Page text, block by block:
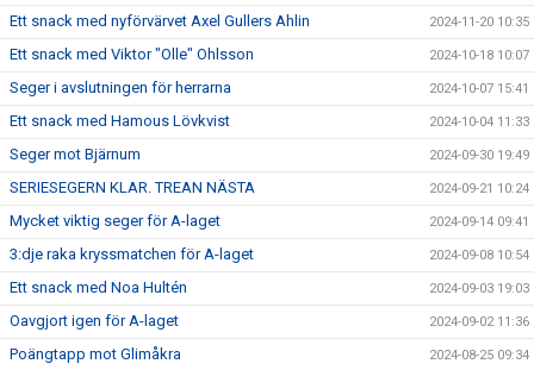
Ett snack med nyförvärvet Axel Gullers Ahlin 2024-11-20 10:35
Ett snack med Viktor "Olle" Ohlsson 2024-10-18 10:07
Seger i avslutningen för herrarna 2024-10-07 15:41
Ett snack med Hamous Lövkvist 2024-10-04 11:33
Seger mot Bjärnum 2024-09-30 19:49
SERIESEGERN KLAR. TREAN NÄSTA 2024-09-21 10:24
Mycket viktig seger för A-laget 2024-09-14 09:41
3:dje raka kryssmatchen för A-laget 2024-09-08 10:54
Ett snack med Noa Hultén 2024-09-03 19:03
Oavgjort igen för A-laget 2024-09-02 11:36
Poängtapp mot Glimåkra 2024-08-25 09:34